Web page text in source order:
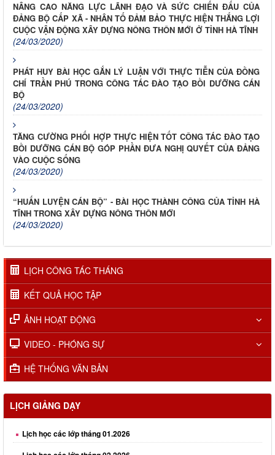
NÂNG CAO NĂNG LỰC LÃNH ĐẠO VÀ SỨC CHIẾN ĐẤU CỦA
ĐẢNG BỘ CẤP XÃ - NHÂN TỐ ĐẢM BẢO THỰC HIỆN THẮNG LỢI
CUỘC VẬN ĐỘNG XÂY DỰNG NÔNG THÔN MỚI Ở TỈNH HÀ TĨNH
(24/03/2020)
PHÁT HUY BÀI HỌC GẮN LÝ LUẬN VỚI THỰC TIỄN CỦA ĐỒNG
CHÍ TRẦN PHÚ TRONG CÔNG TÁC ĐÀO TẠO BỒI DƯỠNG CÁN
BỘ
(24/03/2020)
TĂNG CƯỜNG PHỐI HỢP THỰC HIỆN TỐT CÔNG TÁC ĐÀO TẠO
BỒI DƯỠNG CÁN BỘ GÓP PHẦN ĐƯA NGHỊ QUYẾT CỦA ĐẢNG
VÀO CUỘC SỐNG
(24/03/2020)
“HUẤN LUYỆN CÁN BỘ” - BÀI HỌC THÀNH CÔNG CỦA TỈNH HÀ
TĨNH TRONG XÂY DỰNG NÔNG THÔN MỚI
(24/03/2020)
LỊCH CÔNG TÁC THÁNG
KẾT QUẢ HỌC TẬP
ẢNH HOẠT ĐỘNG
VIDEO - PHÓNG SỰ
HỆ THỐNG VĂN BẢN
LỊCH GIẢNG DẠY
Lịch học các lớp tháng 01.2026
Lịch học các lớp tháng 02.2026